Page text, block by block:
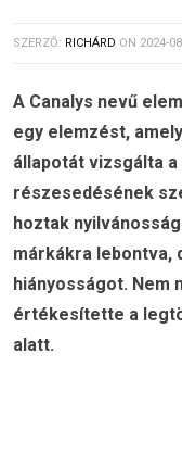
SZERZŐ: RICHÁRD ON 2024-
A Canalys nevű
egy elemzést,
állapotát vizsgálta
részesedésének
hoztak
márkákra lebontva,
hiányosságot. Nem
értékesítette a
alatt.